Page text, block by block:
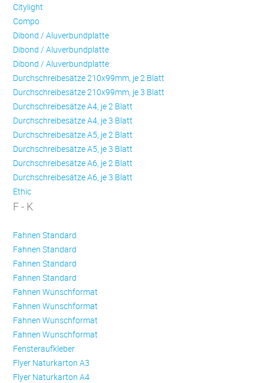
Citylight
Compo
Dibond / Aluverbundplatte
Dibond / Aluverbundplatte
Dibond / Aluverbundplatte
Durchschreibesätze 210x99mm, je 2 Blatt
Durchschreibesätze 210x99mm, je 3 Blatt
Durchschreibesätze A4, je 2 Blatt
Durchschreibesätze A4, je 3 Blatt
Durchschreibesätze A5, je 2 Blatt
Durchschreibesätze A5, je 3 Blatt
Durchschreibesätze A6, je 2 Blatt
Durchschreibesätze A6, je 3 Blatt
Ethic
F - K
Fahnen Standard
Fahnen Standard
Fahnen Standard
Fahnen Standard
Fahnen Wunschformat
Fahnen Wunschformat
Fahnen Wunschformat
Fahnen Wunschformat
Fensteraufkleber
Flyer Naturkarton A3
Flyer Naturkarton A4